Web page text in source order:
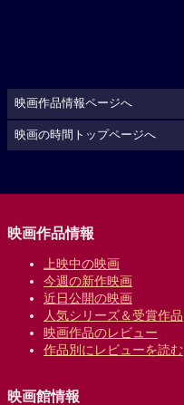
映画作品情報ページへ
映画の時間トップページへ
映画作品情報
上映中の映画
今週の新作映画
近日公開の映画
人気シリーズ＆受賞作品
映画作品のレビュー
作品別にレビューを読む
映画館情報